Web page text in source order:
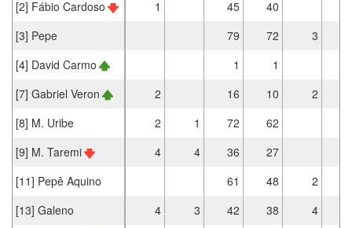
[2] Fábio Cardoso 1 45 40
[3] Pepe
79 72
3
[4] David Carmo
1
1
[7] Gabriel Veron
2 16 10 2
[8] M. Uribe
2 1 72 62
[9] M. Taremi
4 4 36 27
[11] Pepê Aquino
61 48 2
[13] Galeno
4 3 42 38
4